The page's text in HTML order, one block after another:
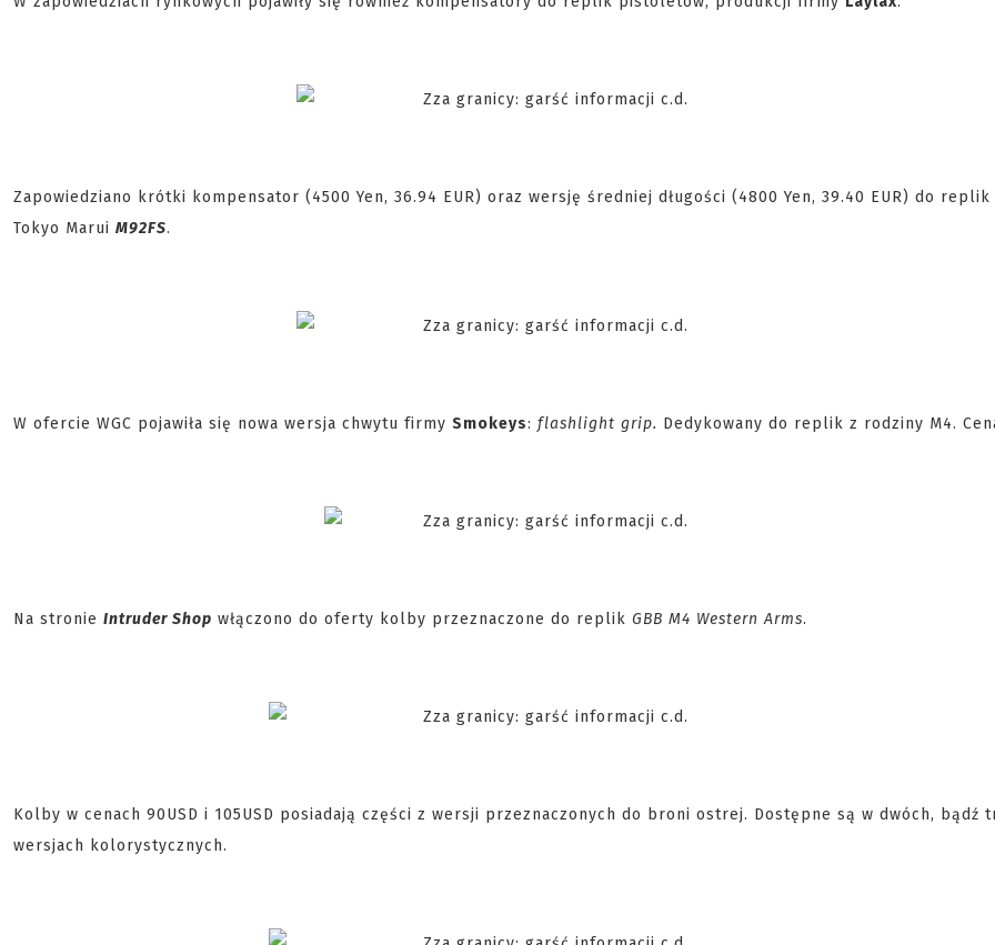
Zapowiedziano krótki kompensator (4500 Yen, 36.94 EUR) oraz wersję średniej długości (4800 Yen, 39.40 EUR) do replik
Tokyo Marui M92FS.
W ofercie WGC pojawiła się nowa wersja chwytu firmy Smokeys: flashlight grip. Dedykowany do replik z rodziny M4.
Na stronie Intruder Shop włączono do oferty kolby przeznaczone do replik GBB M4 Western Arms.
Kolby w cenach 90USD i 105USD posiadają części z wersji przeznaczonych do broni ostrej. Dostępne są w dwóch, bądź
wersjach kolorystycznych.